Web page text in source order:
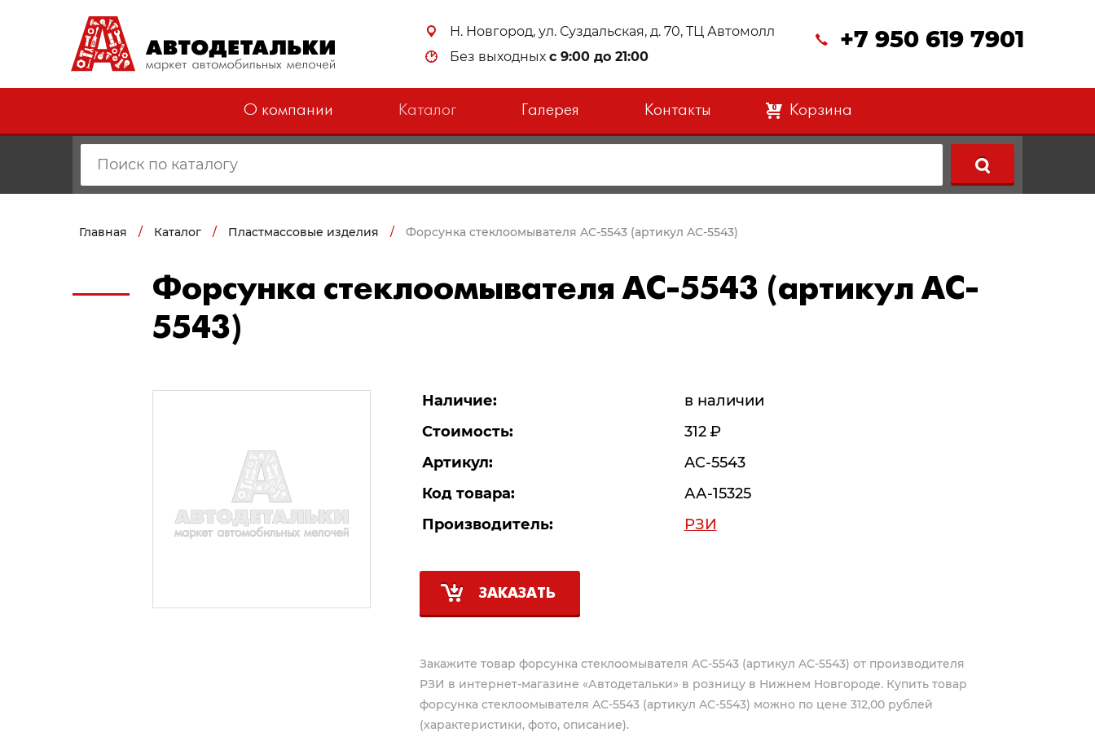
Н. Новгород, ул. Суздальская, д. 70, ТЦ Автомолл
Без выходных с 9:00 до 21:00
+7 950 619 7901
О компании Каталог Галерея Контакты 0 Корзина
Главная / Каталог / Пластмассовые изделия / Форсунка стеклоомывателя AC-5543 (артикул AC-5543)
Форсунка стеклоомывателя AC-5543 (артикул AC-
5543)
Наличие:
в наличии
Стоимость:
312 Р
Артикул:
AC-5543
Код товара:
АА-15325
Производитель:
РЗИ
ЗАКАЗАТЬ
Закажите товар форсунка стеклоомывателя AC-5543 (артикул AC-5543) от производителя
РЗИ в интернет-магазине «Автодетальки» в розницу в Нижнем Новгороде. Купить товар
форсунка стеклоомывателя AC-5543 (артикул AC-5543) можно по цене 312,00 рублей
(характеристики, фото, описание).